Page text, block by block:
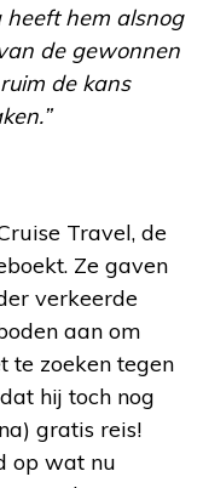
heeft hem alsnog
de gewonnen
de kans
Travel, de
Ze gaven
verkeerde
aan om
te zoeken tegen
hij toch nog
gratis reis!
op wat nu